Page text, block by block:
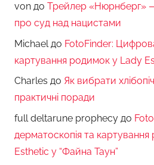
von до Трейлер «Нюрнберг»
про суд над нацистами
Michael до FotoFinder:
картування родимок у Lady
Charles до Як вибрати
практичні поради
full deltarune prophecy до
дерматоскопія та
Esthetic у “Файна Таун”